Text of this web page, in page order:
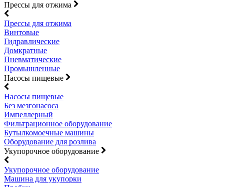
Прессы для отжима
Прессы для отжима
Винтовые
Гидравлические
Домкратные
Пневматические
Промышленные
Насосы пищевые
Насосы пищевые
Без мезгонасоса
Импеллерный
Фильтрационное оборудование
Бутылкомоечные машины
Оборудование для розлива
Укупорочное оборудование
Укупорочное оборудование
Машина для укупорки